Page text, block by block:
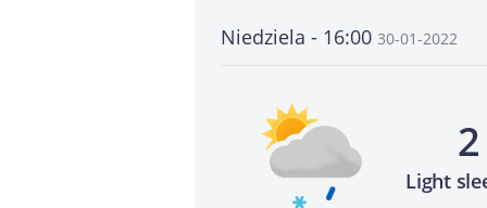
Niedziela - 16:00 30-01-2022
Light